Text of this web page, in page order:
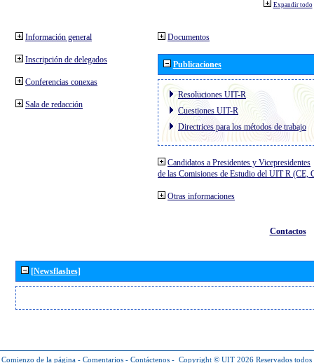
Expandir todo
Información general
Inscripción de delegados
Conferencias conexas
Sala de redacción
Documentos
Publicaciones
Resoluciones UIT-R
Cuestiones UIT-R
Directrices para los métodos de trabajo
Candidatos a Presidentes y Vicepresidentes
de las Comisiones de Estudio del UIT R (CE,
Otras informaciones
Contactos
[Newsflashes]
Comienzo de la página - Comentarios - Contáctenos - Copyright © UIT 2026 Reservados todos